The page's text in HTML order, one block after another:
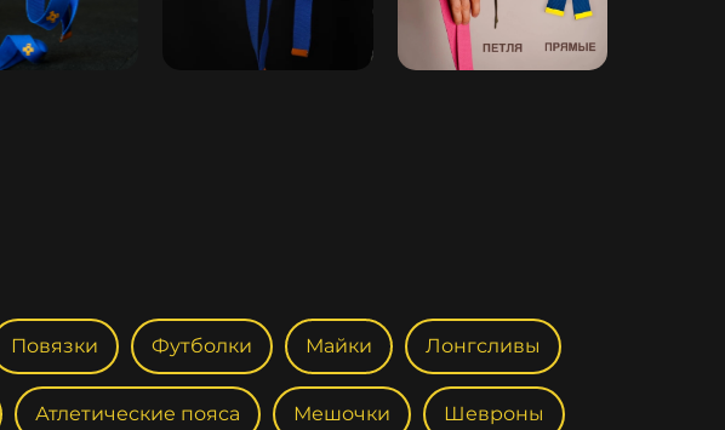
Повязки Футболки Майки Лонгсливы
Атлетические пояса Мешочки Шевроны